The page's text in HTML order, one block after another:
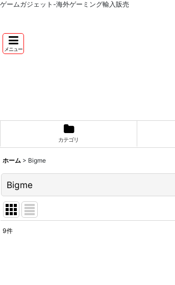
ゲームガジェット-海外ゲーミング輸入販売
メニュー
カテゴリ
ホーム > Bigme
Bigme
9件